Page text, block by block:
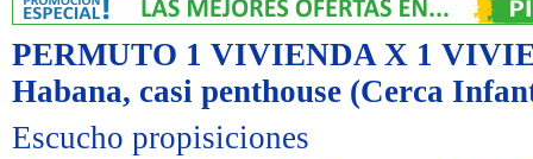
PERMUTO 1 VIVIENDA X 1
Habana, casi penthouse (Cerca
Escucho propisiciones